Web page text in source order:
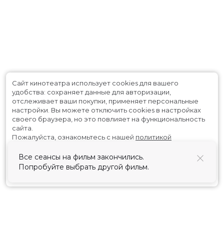
Все сеансы на фильм закончились.
Попробуйте выбрать другой фильм.
Сайт кинотеатра использует cookies для вашего
удобства: сохраняет данные для авторизации,
отслеживает ваши покупки, применяет персональные
настройки. Вы можете отключить cookies в настройках
своего браузера, но это повлияет на функциональность
сайта.
Пожалуйста, ознакомьтесь с нашей политикой
Принять